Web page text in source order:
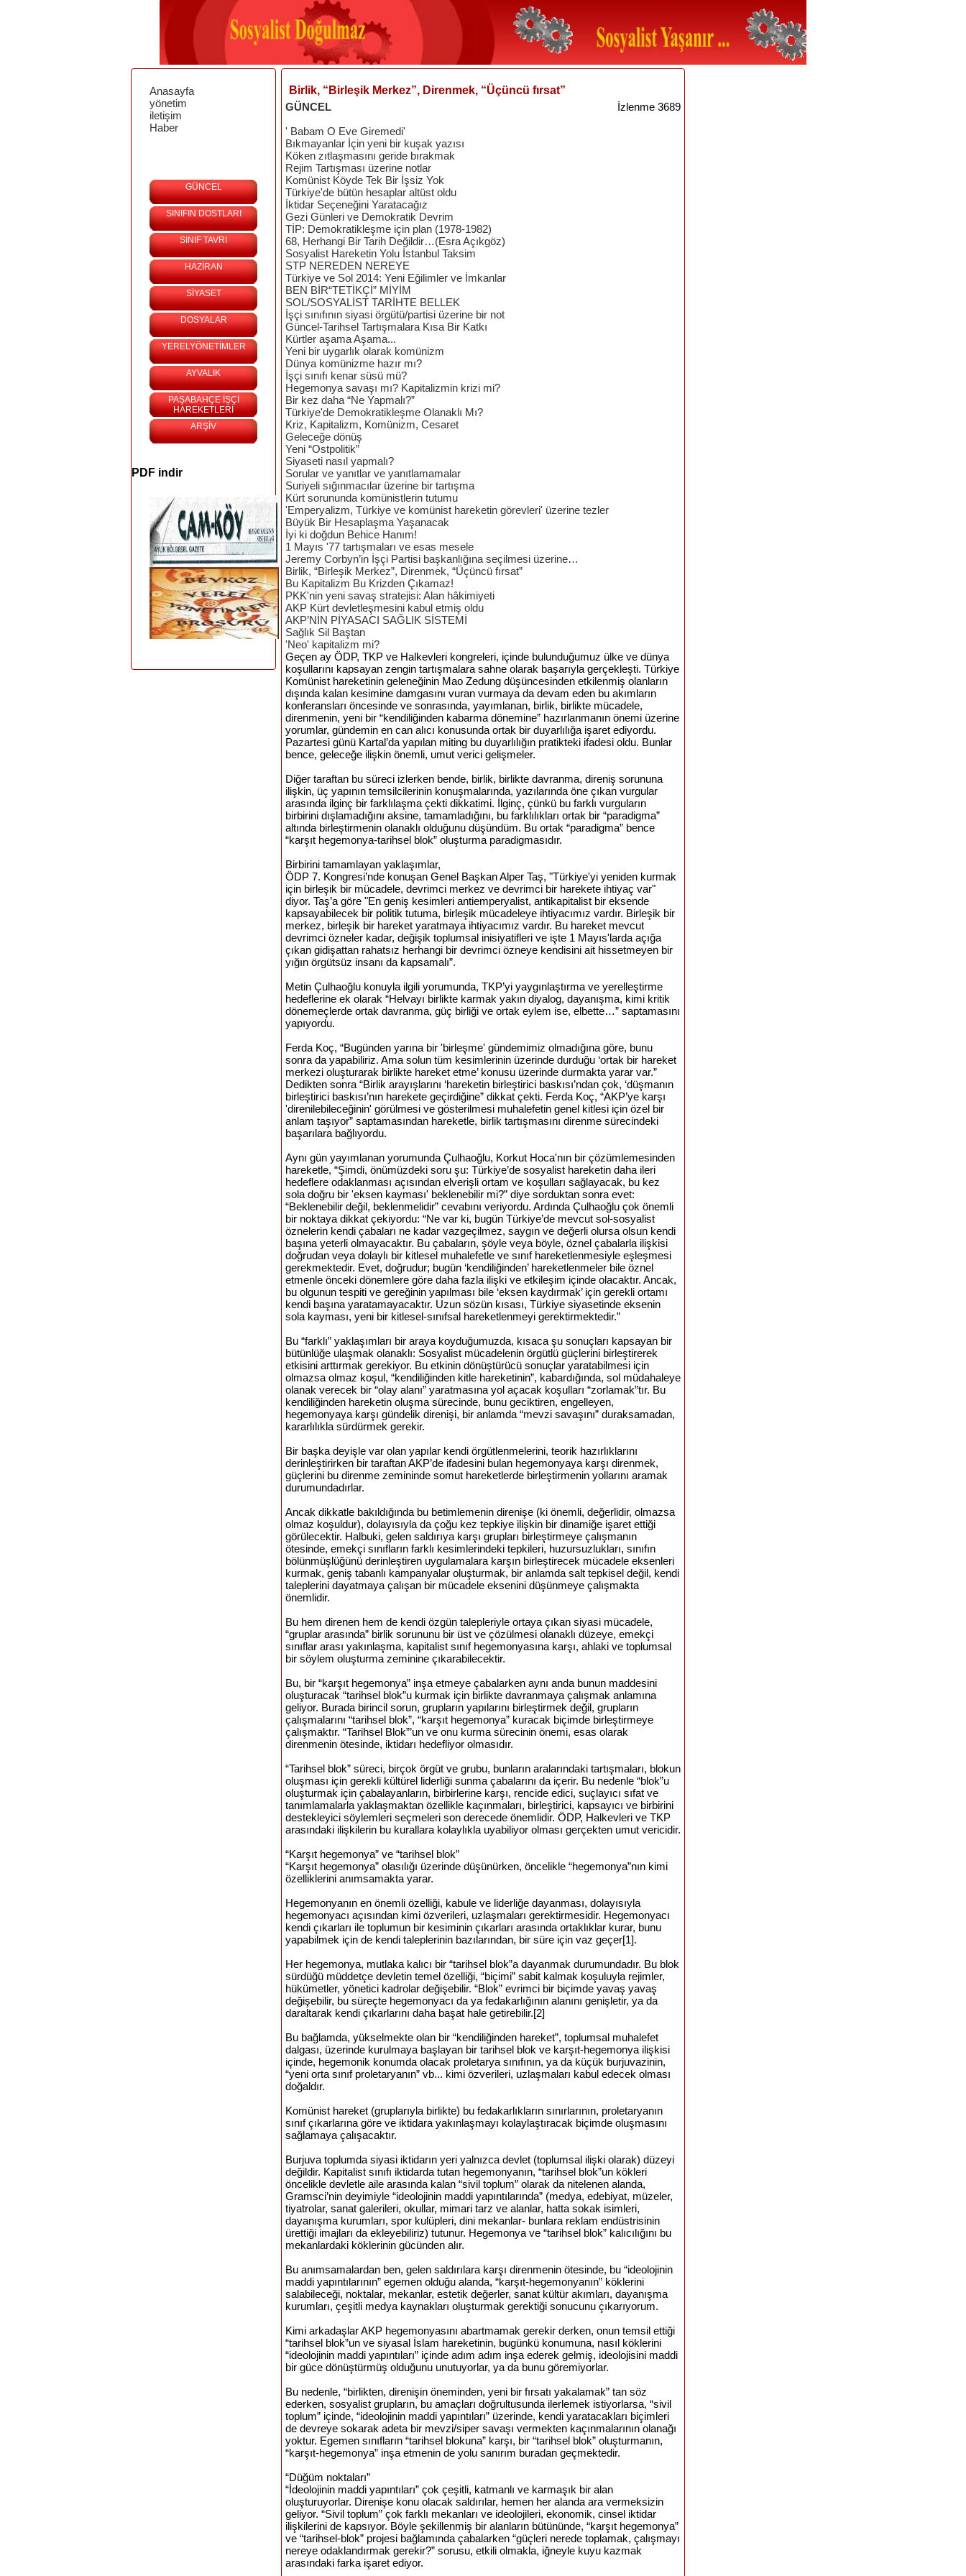
Anasayfa
yönetim
iletişim
Haber
GÜNCEL
SINIFIN DOSTLARI
SINIF TAVRI
HAZİRAN
SİYASET
DOSYALAR
YERELYÖNETİMLER
AYVALIK
PAŞABAHÇE İŞÇİ
HAREKETLERİ
ARŞİV
PDF indir
Birlik, “Birleşik Merkez”, Direnmek, “Üçüncü fırsat”
GÜNCEL
İzlenme 3689
' Babam O Eve Giremedi'
Bıkmayanlar İçin yeni bir kuşak yazısı
Köken zıtlaşmasını geride bırakmak
Rejim Tartışması üzerine notlar
Komünist Köyde Tek Bir İşsiz Yok
Türkiye'de bütün hesaplar altüst oldu
İktidar Seçeneğini Yaratacağız
Gezi Günleri ve Demokratik Devrim
TİP: Demokratikleşme için plan (1978-1982)
68, Herhangi Bir Tarih Değildir…(Esra Açıkgöz)
Sosyalist Hareketin Yolu İstanbul Taksim
STP NEREDEN NEREYE
Türkiye ve Sol 2014: Yeni Eğilimler ve İmkanlar
BEN BİR“TETİKÇİ” MİYİM
SOL/SOSYALİST TARİHTE BELLEK
İşçi sınıfının siyasi örgütü/partisi üzerine bir not
Güncel-Tarihsel Tartışmalara Kısa Bir Katkı
Kürtler aşama Aşama...
Yeni bir uygarlık olarak komünizm
Dünya komünizme hazır mı?
İşçi sınıfı kenar süsü mü?
Hegemonya savaşı mı? Kapitalizmin krizi mi?
Bir kez daha “Ne Yapmalı?”
Türkiye'de Demokratikleşme Olanaklı Mı?
Kriz, Kapitalizm, Komünizm, Cesaret
Geleceğe dönüş
Yeni “Ostpolitik”
Siyaseti nasıl yapmalı?
Sorular ve yanıtlar ve yanıtlamamalar
Suriyeli sığınmacılar üzerine bir tartışma
Kürt sorununda komünistlerin tutumu
'Emperyalizm, Türkiye ve komünist hareketin görevleri' üzerine tezler
Büyük Bir Hesaplaşma Yaşanacak
İyi ki doğdun Behice Hanım!
1 Mayıs '77 tartışmaları ve esas mesele
Jeremy Corbyn’in İşçi Partisi başkanlığına seçilmesi üzerine…
Birlik, “Birleşik Merkez”, Direnmek, “Üçüncü fırsat”
Bu Kapitalizm Bu Krizden Çıkamaz!
PKK'nin yeni savaş stratejisi: Alan hâkimiyeti
AKP Kürt devletleşmesini kabul etmiş oldu
AKP’NİN PİYASACI SAĞLIK SİSTEMİ
Sağlık Sil Baştan
'Neo' kapitalizm mi?
Geçen ay ÖDP, TKP ve Halkevleri kongreleri, içinde bulunduğumuz ülke ve dünya
koşullarını kapsayan zengin tartışmalara sahne olarak başarıyla gerçekleşti. Türkiye
Komünist hareketinin geleneğinin Mao Zedung düşüncesinden etkilenmiş olanların
dışında kalan kesimine damgasını vuran vurmaya da devam eden bu akımların
konferansları öncesinde ve sonrasında, yayımlanan, birlik, birlikte mücadele,
direnmenin, yeni bir “kendiliğinden kabarma dönemine” hazırlanmanın önemi üzerine
yorumlar, gündemin en can alıcı konusunda ortak bir duyarlılığa işaret ediyordu.
Pazartesi günü Kartal’da yapılan miting bu duyarlılığın pratikteki ifadesi oldu. Bunlar
bence, geleceğe ilişkin önemli, umut verici gelişmeler.
Diğer taraftan bu süreci izlerken bende, birlik, birlikte davranma, direniş sorununa
ilişkin, üç yapının temsilcilerinin konuşmalarında, yazılarında öne çıkan vurgular
arasında ilginç bir farklılaşma çekti dikkatimi. İlginç, çünkü bu farklı vurguların
birbirini dışlamadığını aksine, tamamladığını, bu farklılıkları ortak bir “paradigma”
altında birleştirmenin olanaklı olduğunu düşündüm. Bu ortak “paradigma” bence
“karşıt hegemonya-tarihsel blok” oluşturma paradigmasıdır.
Birbirini tamamlayan yaklaşımlar,
ÖDP 7. Kongresi’nde konuşan Genel Başkan Alper Taş, "Türkiye'yi yeniden kurmak
için birleşik bir mücadele, devrimci merkez ve devrimci bir harekete ihtiyaç var"
diyor. Taş’a göre "En geniş kesimleri antiemperyalist, antikapitalist bir eksende
kapsayabilecek bir politik tutuma, birleşik mücadeleye ihtiyacımız vardır. Birleşik bir
merkez, birleşik bir hareket yaratmaya ihtiyacımız vardır. Bu hareket mevcut
devrimci özneler kadar, değişik toplumsal inisiyatifleri ve işte 1 Mayıs'larda açığa
çıkan gidişattan rahatsız herhangi bir devrimci özneye kendisini ait hissetmeyen bir
yığın örgütsüz insanı da kapsamalı”.
Metin Çulhaoğlu konuyla ilgili yorumunda, TKP’yi yaygınlaştırma ve yerelleştirme
hedeflerine ek olarak “Helvayı birlikte karmak yakın diyalog, dayanışma, kimi kritik
dönemeçlerde ortak davranma, güç birliği ve ortak eylem ise, elbette…” saptamasını
yapıyordu.
Ferda Koç, “Bugünden yarına bir 'birleşme' gündemimiz olmadığına göre, bunu
sonra da yapabiliriz. Ama solun tüm kesimlerinin üzerinde durduğu ‘ortak bir hareket
merkezi oluşturarak birlikte hareket etme’ konusu üzerinde durmakta yarar var.”
Dedikten sonra “Birlik arayışlarını ‘hareketin birleştirici baskısı’ndan çok, ‘düşmanın
birleştirici baskısı’nın harekete geçirdiğine” dikkat çekti. Ferda Koç, “AKP’ye karşı
'direnilebileceğinin' görülmesi ve gösterilmesi muhalefetin genel kitlesi için özel bir
anlam taşıyor” saptamasından hareketle, birlik tartışmasını direnme sürecindeki
başarılara bağlıyordu.
Aynı gün yayımlanan yorumunda Çulhaoğlu, Korkut Hoca'nın bir çözümlemesinden
hareketle, “Şimdi, önümüzdeki soru şu: Türkiye’de sosyalist hareketin daha ileri
hedeflere odaklanması açısından elverişli ortam ve koşulları sağlayacak, bu kez
sola doğru bir 'eksen kayması' beklenebilir mi?” diye sorduktan sonra evet:
“Beklenebilir değil, beklenmelidir” cevabını veriyordu. Ardında Çulhaoğlu çok önemli
bir noktaya dikkat çekiyordu: “Ne var ki, bugün Türkiye’de mevcut sol-sosyalist
öznelerin kendi çabaları ne kadar vazgeçilmez, saygın ve değerli olursa olsun kendi
başına yeterli olmayacaktır. Bu çabaların, şöyle veya böyle, öznel çabalarla ilişkisi
doğrudan veya dolaylı bir kitlesel muhalefetle ve sınıf hareketlenmesiyle eşleşmesi
gerekmektedir. Evet, doğrudur; bugün ‘kendiliğinden’ hareketlenmeler bile öznel
etmenle önceki dönemlere göre daha fazla ilişki ve etkileşim içinde olacaktır. Ancak,
bu olgunun tespiti ve gereğinin yapılması bile ‘eksen kaydırmak’ için gerekli ortamı
kendi başına yaratamayacaktır. Uzun sözün kısası, Türkiye siyasetinde eksenin
sola kayması, yeni bir kitlesel-sınıfsal hareketlenmeyi gerektirmektedir.”
Bu “farklı” yaklaşımları bir araya koyduğumuzda, kısaca şu sonuçları kapsayan bir
bütünlüğe ulaşmak olanaklı: Sosyalist mücadelenin örgütlü güçlerini birleştirerek
etkisini arttırmak gerekiyor. Bu etkinin dönüştürücü sonuçlar yaratabilmesi için
olmazsa olmaz koşul, “kendiliğinden kitle hareketinin”, kabardığında, sol müdahaleye
olanak verecek bir “olay alanı” yaratmasına yol açacak koşulları “zorlamak”tır. Bu
kendiliğinden hareketin oluşma sürecinde, bunu geciktiren, engelleyen,
hegemonyaya karşı gündelik direnişi, bir anlamda “mevzi savaşını” duraksamadan,
kararlılıkla sürdürmek gerekir.
Bir başka deyişle var olan yapılar kendi örgütlenmelerini, teorik hazırlıklarını
derinleştirirken bir taraftan AKP’de ifadesini bulan hegemonyaya karşı direnmek,
güçlerini bu direnme zemininde somut hareketlerde birleştirmenin yollarını aramak
durumundadırlar.
Ancak dikkatle bakıldığında bu betimlemenin direnişe (ki önemli, değerlidir, olmazsa
olmaz koşuldur), dolayısıyla da çoğu kez tepkiye ilişkin bir dinamiğe işaret ettiği
görülecektir. Halbuki, gelen saldırıya karşı grupları birleştirmeye çalışmanın
ötesinde, emekçi sınıfların farklı kesimlerindeki tepkileri, huzursuzlukları, sınıfın
bölünmüşlüğünü derinleştiren uygulamalara karşın birleştirecek mücadele eksenleri
kurmak, geniş tabanlı kampanyalar oluşturmak, bir anlamda salt tepkisel değil, kendi
taleplerini dayatmaya çalışan bir mücadele eksenini düşünmeye çalışmakta
önemlidir.
Bu hem direnen hem de kendi özgün talepleriyle ortaya çıkan siyasi mücadele,
“gruplar arasında” birlik sorununu bir üst ve çözülmesi olanaklı düzeye, emekçi
sınıflar arası yakınlaşma, kapitalist sınıf hegemonyasına karşı, ahlaki ve toplumsal
bir söylem oluşturma zeminine çıkarabilecektir.
Bu, bir “karşıt hegemonya” inşa etmeye çabalarken aynı anda bunun maddesini
oluşturacak “tarihsel blok”u kurmak için birlikte davranmaya çalışmak anlamına
geliyor. Burada birincil sorun, grupların yapılarını birleştirmek değil, grupların
çalışmalarını “tarihsel blok”, “karşıt hegemonya” kuracak biçimde birleştirmeye
çalışmaktır. “Tarihsel Blok”’un ve onu kurma sürecinin önemi, esas olarak
direnmenin ötesinde, iktidarı hedefliyor olmasıdır.
“Tarihsel blok” süreci, birçok örgüt ve grubu, bunların aralarındaki tartışmaları, blokun
oluşması için gerekli kültürel liderliği sunma çabalarını da içerir. Bu nedenle “blok”u
oluşturmak için çabalayanların, birbirlerine karşı, rencide edici, suçlayıcı sıfat ve
tanımlamalarla yaklaşmaktan özellikle kaçınmaları, birleştirici, kapsayıcı ve birbirini
destekleyici söylemleri seçmeleri son derecede önemlidir. ÖDP, Halkevleri ve TKP
arasındaki ilişkilerin bu kurallara kolaylıkla uyabiliyor olması gerçekten umut vericidir.
“Karşıt hegemonya” ve “tarihsel blok”
“Karşıt hegemonya” olasılığı üzerinde düşünürken, öncelikle “hegemonya”nın kimi
özelliklerini anımsamakta yarar.
Hegemonyanın en önemli özelliği, kabule ve liderliğe dayanması, dolayısıyla
hegemonyacı açısından kimi özverileri, uzlaşmaları gerektirmesidir. Hegemonyacı
kendi çıkarları ile toplumun bir kesiminin çıkarları arasında ortaklıklar kurar, bunu
yapabilmek için de kendi taleplerinin bazılarından, bir süre için vaz geçer[1].
Her hegemonya, mutlaka kalıcı bir “tarihsel blok”a dayanmak durumundadır. Bu blok
sürdüğü müddetçe devletin temel özelliği, “biçimi” sabit kalmak koşuluyla rejimler,
hükümetler, yönetici kadrolar değişebilir. “Blok” evrimci bir biçimde yavaş yavaş
değişebilir, bu süreçte hegemonyacı da ya fedakarlığının alanını genişletir, ya da
daraltarak kendi çıkarlarını daha başat hale getirebilir.[2]
Bu bağlamda, yükselmekte olan bir “kendiliğinden hareket”, toplumsal muhalefet
dalgası, üzerinde kurulmaya başlayan bir tarihsel blok ve karşıt-hegemonya ilişkisi
içinde, hegemonik konumda olacak proletarya sınıfının, ya da küçük burjuvazinin,
“yeni orta sınıf proletaryanın” vb... kimi özverileri, uzlaşmaları kabul edecek olması
doğaldır.
Komünist hareket (gruplarıyla birlikte) bu fedakarlıkların sınırlarının, proletaryanın
sınıf çıkarlarına göre ve iktidara yakınlaşmayı kolaylaştıracak biçimde oluşmasını
sağlamaya çalışacaktır.
Burjuva toplumda siyasi iktidarın yeri yalnızca devlet (toplumsal ilişki olarak) düzeyi
değildir. Kapitalist sınıfı iktidarda tutan hegemonyanın, “tarihsel blok”un kökleri
öncelikle devletle aile arasında kalan “sivil toplum” olarak da nitelenen alanda,
Gramsci’nin deyimiyle “ideolojinin maddi yapıntılarında” (medya, edebiyat, müzeler,
tiyatrolar, sanat galerileri, okullar, mimari tarz ve alanlar, hatta sokak isimleri,
dayanışma kurumları, spor kulüpleri, dini mekanlar- bunlara reklam endüstrisinin
ürettiği imajları da ekleyebiliriz) tutunur. Hegemonya ve “tarihsel blok” kalıcılığını bu
mekanlardaki köklerinin gücünden alır.
Bu anımsamalardan ben, gelen saldırılara karşı direnmenin ötesinde, bu “ideolojinin
maddi yapıntılarının” egemen olduğu alanda, “karşıt-hegemonyanın” köklerini
salabileceği, noktalar, mekanlar, estetik değerler, sanat kültür akımları, dayanışma
kurumları, çeşitli medya kaynakları oluşturmak gerektiği sonucunu çıkarıyorum.
Kimi arkadaşlar AKP hegemonyasını abartmamak gerekir derken, onun temsil ettiği
“tarihsel blok”un ve siyasal İslam hareketinin, bugünkü konumuna, nasıl köklerini
“ideolojinin maddi yapıntıları” içinde adım adım inşa ederek gelmiş, ideolojisini maddi
bir güce dönüştürmüş olduğunu unutuyorlar, ya da bunu göremiyorlar.
Bu nedenle, “birlikten, direnişin öneminden, yeni bir fırsatı yakalamak” tan söz
ederken, sosyalist grupların, bu amaçları doğrultusunda ilerlemek istiyorlarsa, “sivil
toplum” içinde, “ideolojinin maddi yapıntıları” üzerinde, kendi yaratacakları biçimleri
de devreye sokarak adeta bir mevzi/siper savaşı vermekten kaçınmalarının olanağı
yoktur. Egemen sınıfların “tarihsel blokuna” karşı, bir “tarihsel blok” oluşturmanın,
“karşıt-hegemonya” inşa etmenin de yolu sanırım buradan geçmektedir.
“Düğüm noktaları”
“İdeolojinin maddi yapıntıları” çok çeşitli, katmanlı ve karmaşık bir alan
oluşturuyorlar. Direnişe konu olacak saldırılar, hemen her alanda ara vermeksizin
geliyor. “Sivil toplum” çok farklı mekanları ve ideolojileri, ekonomik, cinsel iktidar
ilişkilerini de kapsıyor. Böyle şekillenmiş bir alanların bütününde, “karşıt hegemonya”
ve “tarihsel-blok” projesi bağlamında çabalarken “güçleri nerede toplamak, çalışmayı
nereye odaklandırmak gerekir?” sorusu, etkili olmakla, iğneyle kuyu kazmak
arasındaki farka işaret ediyor.